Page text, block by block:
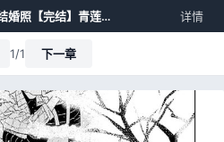
第21章：结婚照【完结】青莲底蕴 详情
1/1 下一章